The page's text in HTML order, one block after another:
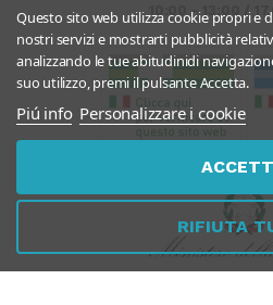
Questo sito web utilizza cookie propri e
nostri servizi e mostrarti pubblicità
analizzando le tue abitudinidi
suo utilizzo, premi il pulsante Accetta.
Piú info Personalizzare i cookie
RIFIUTA
10:00 - 13:00 /